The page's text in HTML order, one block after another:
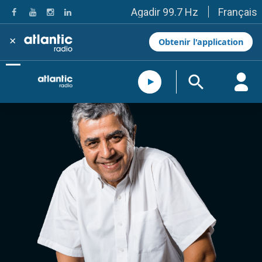
Agadir 99.7 Hz
Tanger 103.3 Hz
Tétouan 87.8 Hz
Fès 98.8 Hz
Meknès 97.2 Hz
El Jadida 97.3
Settat 104,6
Taounate 95.6
Tiznit 103.1
SkhourRhamna 92.2
Taroudant 104.9
Guelmim 91.9
Tan-Tan 95.2
Tafraout 104.9
Casablanca 92.5 Hz
Rabat, Salé 106.9 Hz
Marrakech 90.5 Hz
Français
× Obtenir l'application